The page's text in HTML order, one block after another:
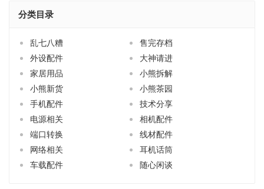
分类目录
乱七八糟
售完存档
外设配件
大神请进
家居用品
小熊拆解
小熊新货
小熊茶园
手机配件
技术分享
电源相关
相机配件
端口转换
线材配件
网络相关
耳机话筒
车载配件
随心闲谈